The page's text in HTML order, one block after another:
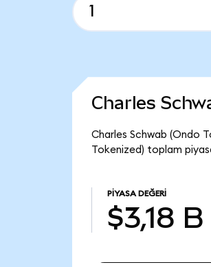
Charles
Charles Schwab (Ondo
Tokenized) toplam
PIYASA DEĞERI
$3,18 B